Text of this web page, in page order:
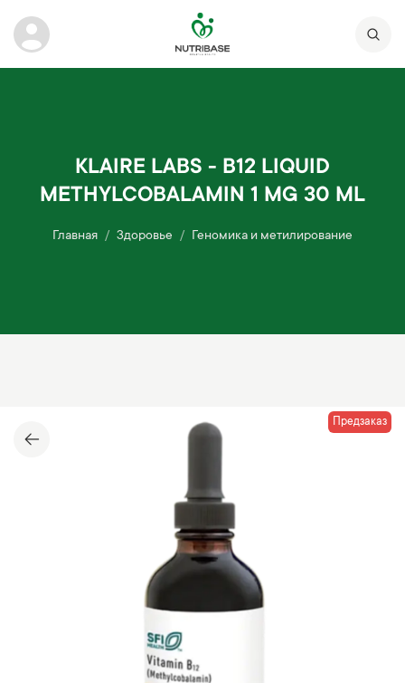
KLAIRE LABS - B12 LIQUID
METHYLCOBALAMIN 1 MG 30 ML
Главная Здоровье Геномика и метилирование
Предзаказ